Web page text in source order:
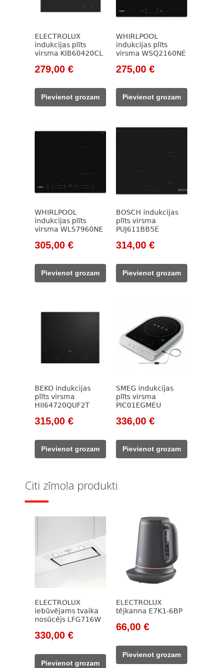
ELECTROLUX
indukcijas plīts
virsma KIB60420CL
Original
was:
313,00 €.
279,00 €Current
279,00 €.
Pievienot grozam
WHIRLPOOL
indukcijas plīts
virsma WSQ2160NE
Original
was:
353,00 €.
275,00 €Current
275,00 €.
Pievienot grozam
WHIRLPOOL
indukcijas plīts
virsma WLS7960NE
Original
was:
402,00 €.
305,00 €Current
305,00 €.
Pievienot grozam
BOSCH indukcijas
plīts virsma
PUJ611BB5E
Original
was:
418,00 €.
314,00 €Current
314,00 €.
Pievienot grozam
BEKO indukcijas
plīts virsma
HII64720QUF2T
Original
was:
785,00 €.
315,00 €Current
315,00 €.
Pievienot grozam
SMEG indukcijas
plīts virsma
PIC01EGMEU
Original
was:
382,00 €.
336,00 €Current
336,00 €.
Pievienot grozam
Citi zīmola produkti
ELECTROLUX
iebūvējams tvaika
nosūcējs LFG716W
Original
was:
330,00 €Current
Pievienot grozam
ELECTROLUX
tējkanna E7K1-6BP
Original
was:
133,00 €.
66,00 €Current
Pievienot grozam